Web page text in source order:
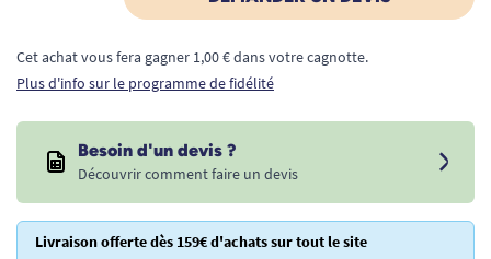
Cet achat vous fera gagner 1,00 € dans votre cagnotte.
Plus d'info sur le programme de fidélité
Besoin d'un devis ?
Découvrir comment faire un devis
Livraison offerte dès 159€ d'achats sur tout le site